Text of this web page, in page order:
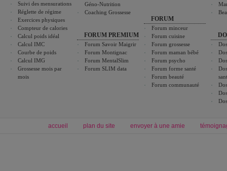
Suivi des mensurations
Réglette de régime
Exercices physiques
Compteur de calories
Calcul poids idéal
Calcul IMC
Courbe de poids
Calcul IMG
Grossesse mois par
mois
Géno-Nutrition
Coaching Grossesse
FORUM PREMIUM
Forum Savoir Maigrir
Forum Montignac
Forum MentalSlim
Forum SLIM data
FORUM
Forum minceur
Forum cuisine
Forum grossesse
Forum maman bébé
Forum psycho
Forum forme santé
Forum beauté
Forum communauté
accueil plan du site envoyer à une amie